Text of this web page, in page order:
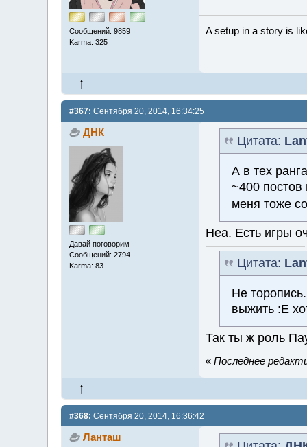
Сообщений: 9859
Karma: 325
A setup in a story is
#367: Сентября 20, 2014, 16:34:25
ДНК
Давай поговорим
Сообщений: 2794
Karma: 83
Цитата:
А в тех
~400
меня тоже
Неа. Есть игры
Цитата:
Не
выжить :E
Так ты ж роль
« Последнее
#368: Сентября 20, 2014, 16:36:42
Ланташ